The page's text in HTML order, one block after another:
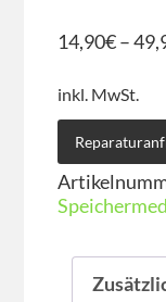
14,90€–
inkl. MwSt.